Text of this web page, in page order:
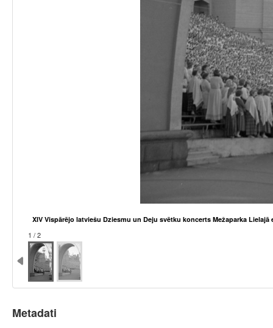
XIV Vispārējo latviešu Dziesmu un Deju svētku koncerts Mežaparka Lielajā
1 / 2
Metadati